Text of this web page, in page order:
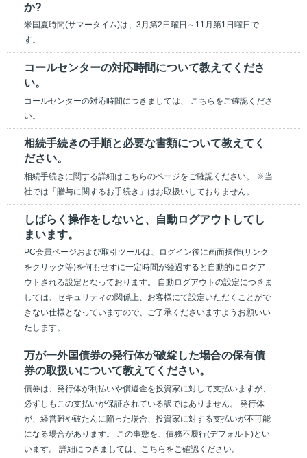
か?
米国夏時間(サマータイム)は、3月第2日曜日～11月第1日曜日で
す。
コールセンターの対応時間について教えてくださ
い。
コールセンターの対応時間につきましては、 こちらをご確認くださ
い。
相続手続きの手順と必要な書類について教えてく
ださい。
相続手続きに関する詳細はこちらのページをご確認ください。 ※当
社では「贈与に関するお手続き」はお取扱いしておりません。
しばらく操作をしないと、自動ログアウトしてし
まいます。
PC会員ページおよび取引ツールは、ログイン後に画面操作(リンク
をクリック等)を何もせずに一定時間が経過すると自動的にログア
ウトされる設定となっております。 自動ログアウトの設定につきま
しては、セキュリティの関係上、お客様にて設定いただくことがで
きない仕様となっていますので、ご了承くださいますようお願いい
たします。
万が一外国債券の発行体が破綻した場合の保有債
券の取扱いについて教えてください。
債券は、発行体が利払いや償還金を投資家に対して支払いますが、
必ずしもこの支払いが保証されている訳ではありません。 発行体
が、経営難や破たんに陥った場合、投資家に対する支払いが不可能
になる場合があります。 この事態を、債務不履行(デフォルト)とい
います。 詳細につきましては、こちらをご確認ください。